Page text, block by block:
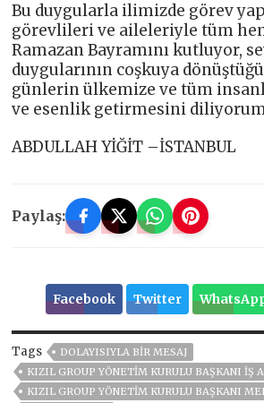
Bu duygularla ilimizde görev
görevlileri ve aileleriyle tüm
Ramazan Bayramını kutluyor,
duygularının coşkuya
günlerin ülkemize ve tüm
ve esenlik getirmesini
ABDULLAH YİĞİT –İSTANBUL
Paylaş:
Facebook Twitter
Tags
DOLAYISIYLA BIR MESAJ
KIZIL GROUP YÖNETIM KURULU BAŞKANI
KIZIL GROUP YÖNETIM KURULU BAŞKANI